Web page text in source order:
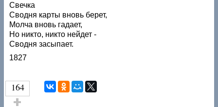
Свечка
Сводня карты вновь берет,
Молча вновь гадает,
Но никто, никто нейдет -
Сводня засыпает.
1827
164